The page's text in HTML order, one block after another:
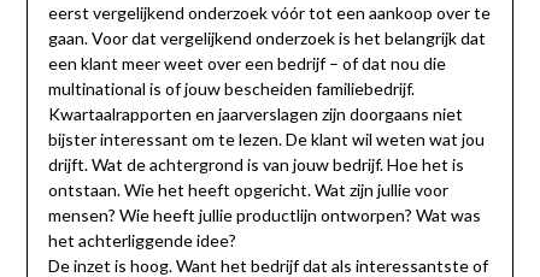
eerst vergelijkend onderzoek vóór tot een aankoop over te
gaan. Voor dat vergelijkend onderzoek is het belangrijk dat
een klant meer weet over een bedrijf – of dat nou die
multinational is of jouw bescheiden familiebedrijf.
Kwartaalrapporten en jaarverslagen zijn doorgaans niet
bijster interessant om te lezen. De klant wil weten wat jou
drijft. Wat de achtergrond is van jouw bedrijf. Hoe het is
ontstaan. Wie het heeft opgericht. Wat zijn jullie voor
mensen? Wie heeft jullie productlijn ontworpen? Wat was
het achterliggende idee?
De inzet is hoog. Want het bedrijf dat als interessantste of